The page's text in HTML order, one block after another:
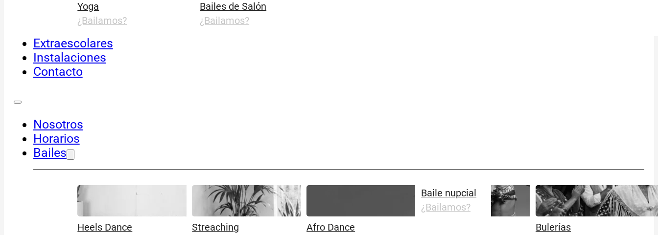
Yoga
¿Bailamos?
Bailes de Salón
¿Bailamos?
Extraescolares
Instalaciones
Contacto
Nosotros
Horarios
Bailes
Heels Dance
Streaching
Afro Dance
Baile nupcial
¿Bailamos?
Bulerías